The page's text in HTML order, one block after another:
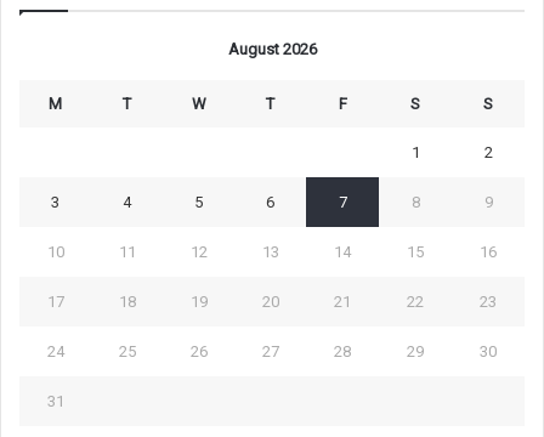
August 2026
M T W T F S S
1 2
3 4 5 6 7 8 9
10 11 12 13 14 15 16
17 18 19 20 21 22 23
24 25 26 27 28 29 30
31